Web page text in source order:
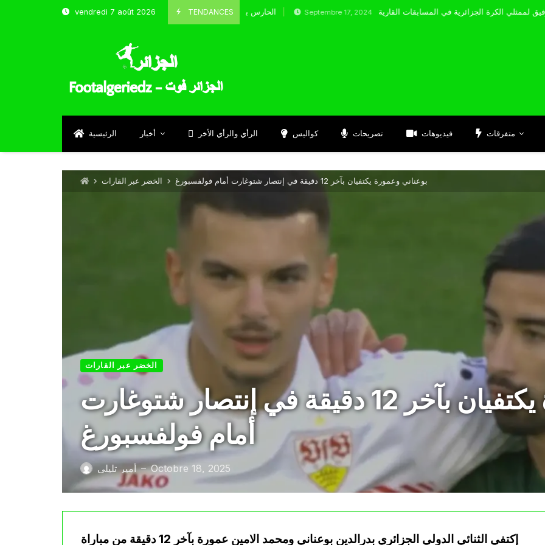
vendredi 7 août 2026 TENDANCES
الحارس بوحلفاية يتحدث عن طموحاته مع المنتخب و شباب قسنطينة Septembre 17, 2024
الرئيسية أخبار الرأي والرأي الأخر كواليس تصريحات فيديوهات متفرقات
الخضر عبر القارات بوعناني وعمورة يكتفيان بآخر 12 دقيقة في إنتصار شتوغارت أمام فولفسبورغ
الخضر عبر القارات
بوعناني وعمورة يكتفيان بآخر 12 دقيقة في إنتصار شتوغارت
أمام فولفسبورغ
أمير تليلي — Octobre 18, 2025
إكتفي الثنائي الدولي الجزائري بدرالدين بوعناني ومحمد الامين عمورة بآخر 12 دقيقة من مباراة